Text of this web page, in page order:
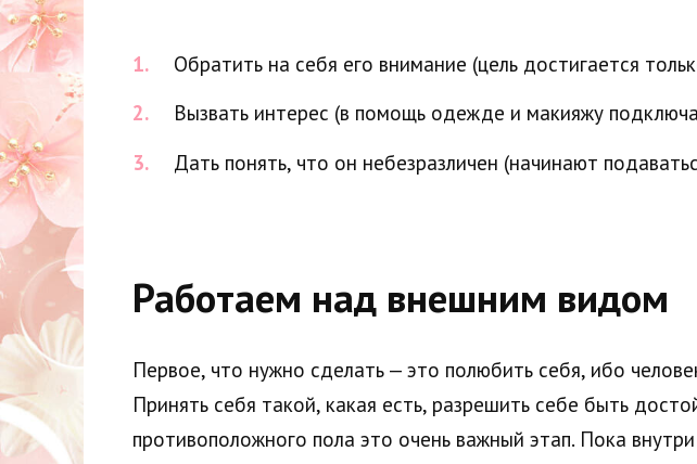
Обратить на себя его внимание (цель достигается
Вызвать интерес (в помощь одежде и макияжу
Дать понять, что он небезразличен (начинают
Работаем над внешним видом
Первое, что нужно сделать — это полюбить себя, ибо
Принять себя такой, какая есть, разрешить себе быть
противоположного пола это очень важный этап. Пока